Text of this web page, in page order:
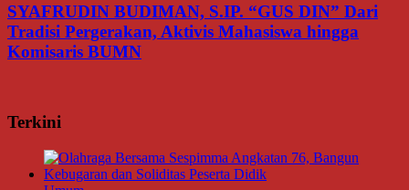
SYAFRUDIN BUDIMAN, S.IP. “GUS DIN” Dari
Tradisi Pergerakan, Aktivis Mahasiswa hingga
Komisaris BUMN
Terkini